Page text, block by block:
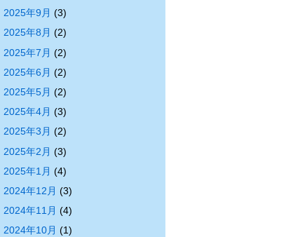
2025年9月 (3)
2025年8月 (2)
2025年7月 (2)
2025年6月 (2)
2025年5月 (2)
2025年4月 (3)
2025年3月 (2)
2025年2月 (3)
2025年1月 (4)
2024年12月 (3)
2024年11月 (4)
2024年10月 (1)